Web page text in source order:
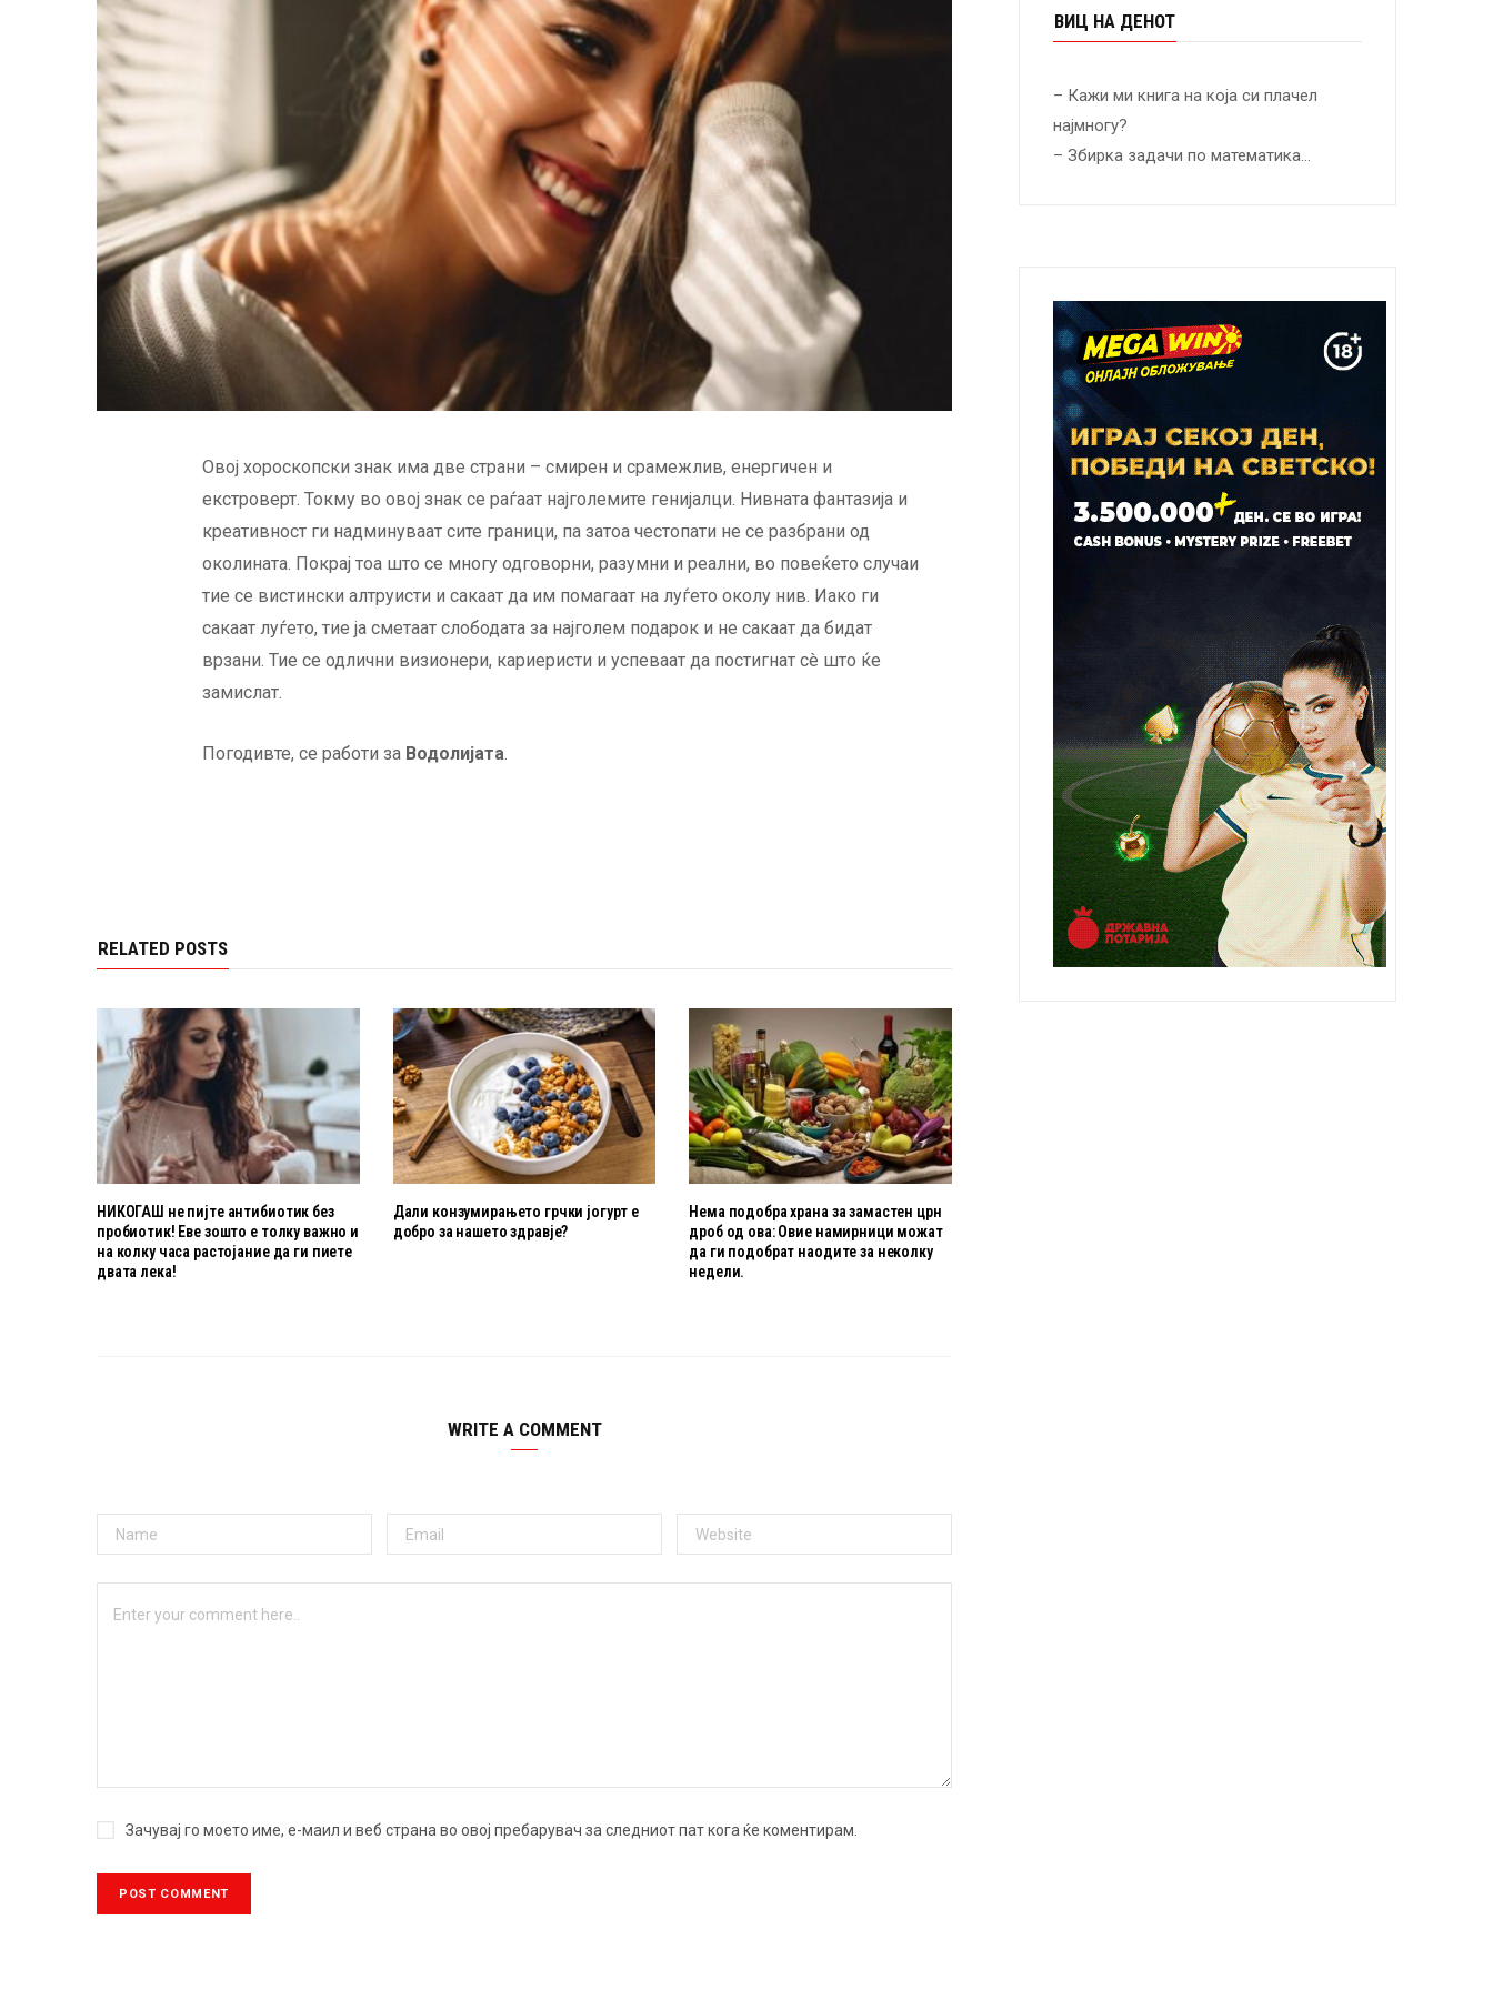
Овој хороскопски знак има две страни – смирен и срамежлив, енергичен и
екстроверт. Токму во овој знак се раѓаат најголемите генијалци. Нивната фантазија и
креативност ги надминуваат сите граници, па затоа честопати не се разбрани од
околината. Покрај тоа што се многу одговорни, разумни и реални, во повеќето случаи
тие се вистински алтруисти и сакаат да им помагаат на луѓето околу нив. Иако ги
сакаат луѓето, тие ја сметаат слободата за најголем подарок и не сакаат да бидат
врзани. Тие се одлични визионери, кариеристи и успеваат да постигнат сè што ќе
замислат.
Погодивте, се работи заВодолијата.
RELATED POSTS
НИКОГАШ не пијте антибиотик без
пробиотик! Еве зошто е толку важно и
на колку часа растојание да ги пиете
двата лека!
Дали конзумирањето грчки јогурт е
добро за нашето здравје?
Нема подобра храна за замастен црн
дроб од ова: Овие намирници можат
да ги подобрат наодите за неколку
недели.
WRITE A COMMENT
Зачувај го моето име, е-маил и веб страна во овој пребарувач за следниот пат кога ќе коментирам.
ВИЦ НА ДЕНОТ
– Кажи ми книга на која си плачел
најмногу?
– Збирка задачи по математика…